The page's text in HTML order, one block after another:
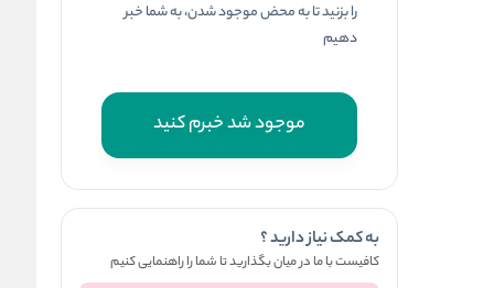
را بزنید تا به محض موجود شدن، به شما خبر
دهیم
موجود شد خبرم کنید
به کمک نیاز دارید ؟
کافیست با ما در میان بگذارید تا شما را راهنمایی کنیم